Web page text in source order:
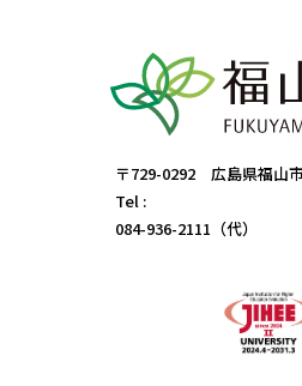
〒729-0292 広島県福山
Tel :
084-936-2111（代）